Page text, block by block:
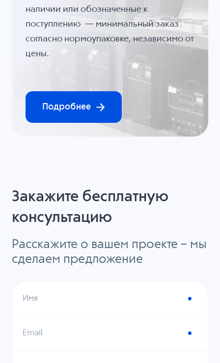
наличии или обозначенные к
поступлению — минимальный заказ
согласно нормоупаковке, независимо от
цены.
Подробнее
Закажите бесплатную
консультацию
Расскажите о вашем проекте – мы
сделаем предложение
Имя
Email